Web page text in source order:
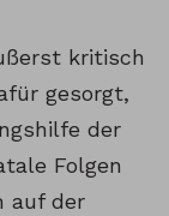
kritisch
gesorgt,
der
Folgen
auf der